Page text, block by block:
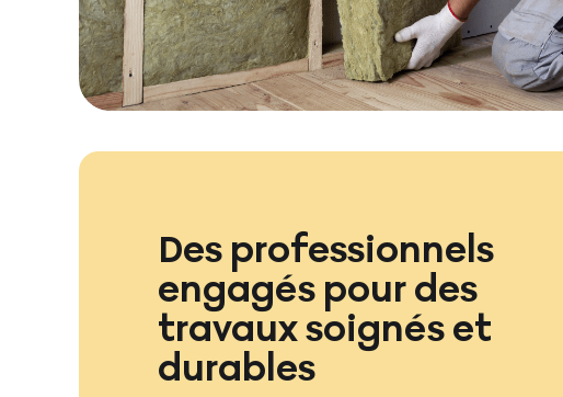
Des professionnels
engagés pour des
travaux soignés et
durables